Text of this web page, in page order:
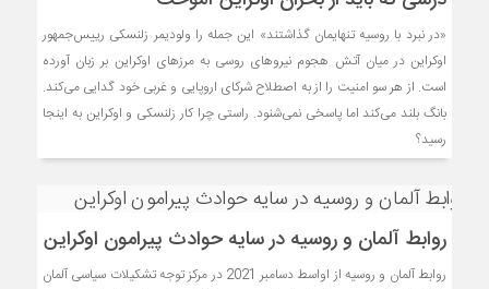
«در نبرد با روسیه تنهایمان گذاشتند» این جمله را ولودیمر زلنسکی رییس‌جمهور
اوکراین در میان آتش هجوم نیروهای روسی به مرزهای اوکراین بر زبان آورده
است. از هر سو امنیت را از به اصطلاح شرکای اروپایی و غربی خود گدایی می‌کند.
بانگ بلند می‌کند اما پاسخی نمی‌شنود. راستی چرا کار زلنسکی و اوکراین به اینجا
رسید؟
روابط آلمان و روسیه در سایه حوادث پیرامون اوکراین
روابط آلمان و روسیه از اواسط دسامبر 2021 در مرکز توجه تشکیلات سیاسی آلمان